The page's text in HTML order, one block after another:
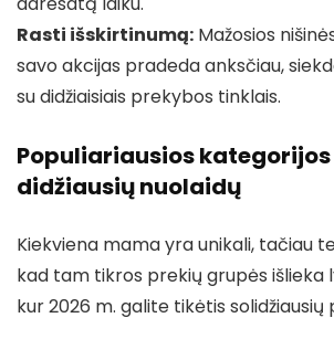
Rasti išskirtinumą: Mažosios
savo akcijas pradeda anksčiau,
su didžiaisiais prekybos tinklais.
Populiariausios
didžiausių nuolaidų
Kiekviena mama yra unikali, tačiau
kad tam tikros prekių grupės išlieka
kur 2026 m. galite tikėtis solidžiausių